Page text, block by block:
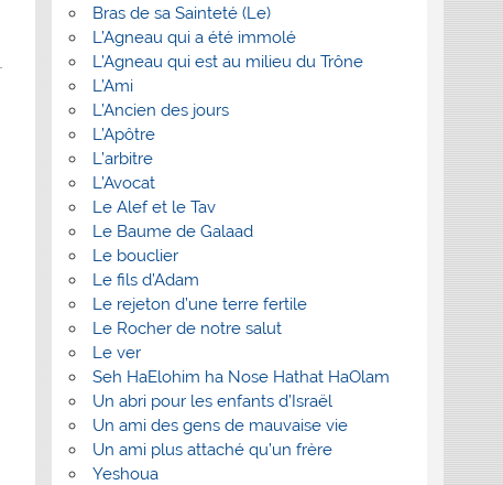
Bras de sa Sainteté (Le)
L’Agneau qui a été immolé
L’Agneau qui est au milieu du Trône
L’Ami
L’Ancien des jours
L’Apôtre
L’arbitre
L’Avocat
Le Alef et le Tav
Le Baume de Galaad
Le bouclier
Le fils d’Adam
Le rejeton d’une terre fertile
Le Rocher de notre salut
Le ver
Seh HaElohim ha Nose Hathat HaOlam
Un abri pour les enfants d’Israël
Un ami des gens de mauvaise vie
Un ami plus attaché qu’un frère
Yeshoua